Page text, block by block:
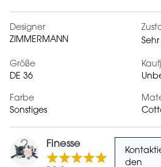
Designer
ZIMMERMANN
Größe
DE 36
Farbe
Sonstiges
Finesse
den